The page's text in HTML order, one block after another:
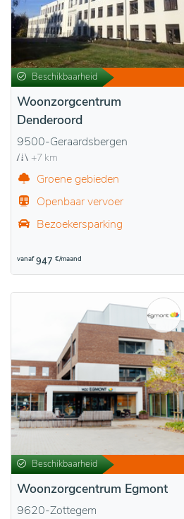
Beschikbaarheid
Woonzorgcentrum
Denderoord
9500-Geraardsbergen
+7 km
Groene gebieden
Openbaar vervoer
Bezoekersparking
vanaf 947 €/maand
Beschikbaarheid
Woonzorgcentrum Egmont
9620-Zottegem